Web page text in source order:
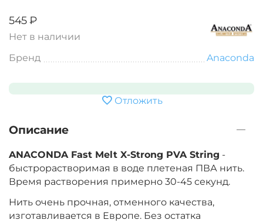
‍545‍₽
Нет в наличии
Бренд
Anaconda
Отложить
Описание
ANACONDA Fast Melt X-Strong PVA String -
быстрорастворимая в воде плетеная ПВА нить.
Время растворения примерно 30-45 секунд.
Нить очень прочная, отменного качества,
изготавливается в Европе. Без остатка